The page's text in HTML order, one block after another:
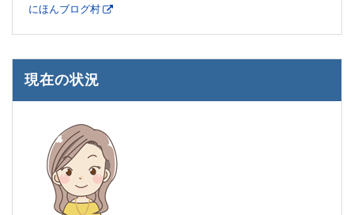
にほんブログ村
現在の状況